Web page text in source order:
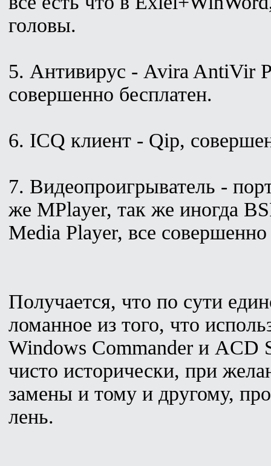
головы.
5. Антивирус - Avira AntiVir
совершенно бесплатен.
6. ICQ клиент - Qip,
7. Видеопроигрыватель -
же MPlayer, так же иногда
Media Player, все совершенно
Получается, что по сути
ломанное из того, что
Windows Commander и ACD
чисто исторически, при
замены и тому и другому,
лень.